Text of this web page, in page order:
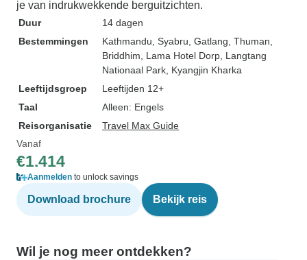
je van indrukwekkende berguitzichten.
Duur
14 dagen
Bestemmingen
Kathmandu , Syabru , Gatlang , Thuman
Briddhim , Lama Hotel Dorp , Langtang
Nationaal Park , Kyangjin Kharka
Leeftijdsgroep
Leeftijden 12+
Taal
Alleen: Engels
Reisorganisatie
Travel Max Guide
Vanaf
€1.414
Aanmelden to unlock savings
Download brochure Bekijk reis
Wil je nog meer ontdekken?